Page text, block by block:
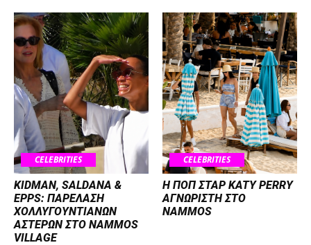
CELEBRITIES
KIDMAN, SALDANA &
EPPS: ΠΑΡΕΛΑΣΗ
ΧΟΛΛΥΓΟΥΝΤΙΑΝΩΝ
ΑΣΤΕΡΩΝ ΣΤΟ NAMMOS
VILLAGE
CELEBRITIES
H ΠΟΠ ΣΤΑΡ KATY PERRY
ΑΓΝΩΡΙΣΤΗ ΣΤΟ
NAMMOS